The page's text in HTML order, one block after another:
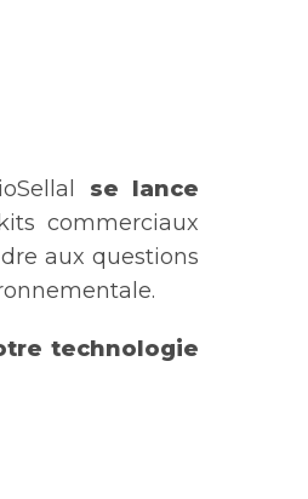
se lance
commerciaux
aux questions
technologie